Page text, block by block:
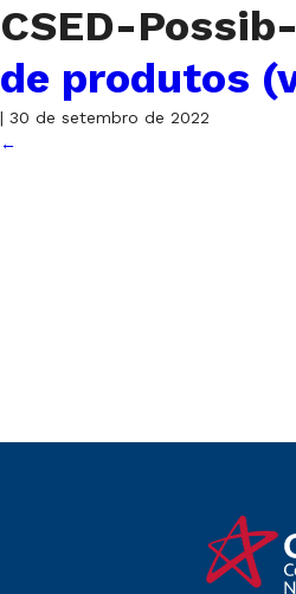
CSED-
de produtos
| 30 de setembro de 2022
←